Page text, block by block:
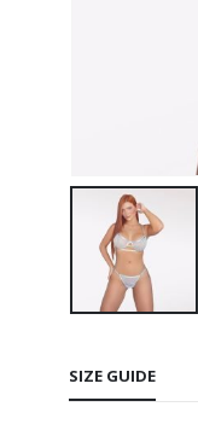
SIZE GUIDE